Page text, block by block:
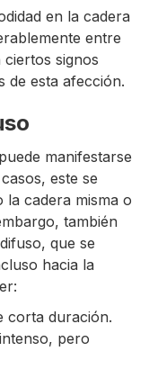
en la cadera
entre
signos
de esta afección.
manifestarse
este se
la cadera misma o
también
que se
hacia la
corta duración.
pero